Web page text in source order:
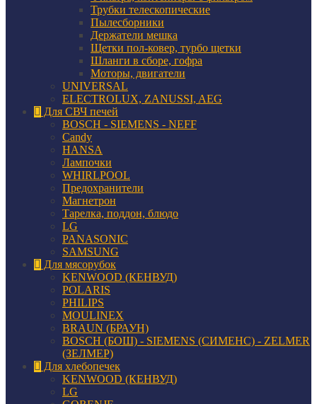
Трубки телескопические
Пылесборники
Держатели мешка
Щетки пол-ковер, турбо щетки
Шланги в сборе, гофра
Моторы, двигатели
UNIVERSAL
ELECTROLUX, ZANUSSI, AEG
Для СВЧ печей
BOSCH - SIEMENS - NEFF
Candy
HANSA
Лампочки
WHIRLPOOL
Предохранители
Магнетрон
Тарелка, поддон, блюдо
LG
PANASONIC
SAMSUNG
Для мясорубок
KENWOOD (КЕНВУД)
POLARIS
PHILIPS
MOULINEX
BRAUN (БРАУН)
BOSCH (БОШ) - SIEMENS (СИМЕНС) - ZELMER
(ЗЕЛМЕР)
Для хлебопечек
KENWOOD (КЕНВУД)
LG